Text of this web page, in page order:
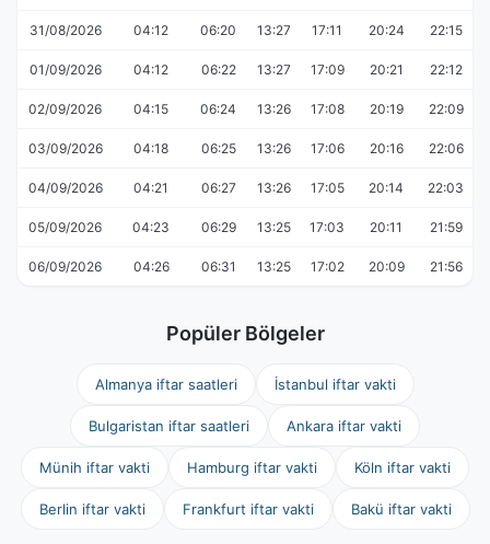
31/08/2026 04:12 06:20 13:27 17:11 20:24 22:15
01/09/2026 04:12 06:22 13:27 17:09 20:21 22:12
02/09/2026 04:15 06:24 13:26 17:08 20:19 22:09
03/09/2026 04:18 06:25 13:26 17:06 20:16 22:06
04/09/2026 04:21 06:27 13:26 17:05 20:14 22:03
05/09/2026 04:23 06:29 13:25 17:03 20:11 21:59
06/09/2026 04:26 06:31 13:25 17:02 20:09 21:56
Popüler Bölgeler
Almanya iftar saatleri İstanbul iftar vakti
Bulgaristan iftar saatleri Ankara iftar vakti
Münih iftar vakti Hamburg iftar vakti Köln iftar vakti
Berlin iftar vakti Frankfurt iftar vakti Bakü iftar vakti